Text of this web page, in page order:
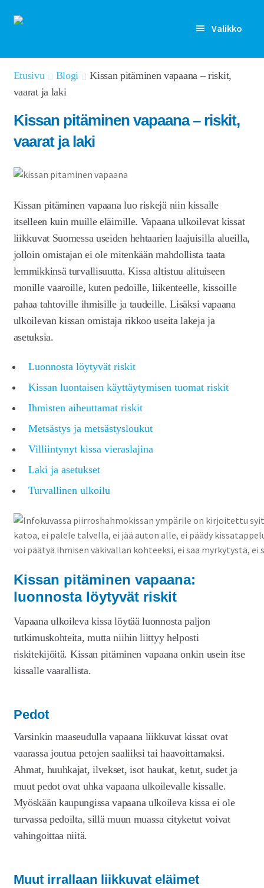
Siirry
Siirry
Valikko
Rekisteröidy
Etusivu
Kenelle
Ominaisuudet
valikko
Artikkelit
Hinnoittelu
Meistä
Kauppa
Etusivu Blogi
Kissan pitäminen vapaana – riskit,
vaarat ja laki
Kissan pitäminen vapaana – riskit,
vaarat ja laki
Kissan pitäminen vapaana luo riskejä niin kissalle
itselleen kuin muille eläimille. Vapaana ulkoilevat kissat
liikkuvat Suomessa useiden hehtaarien laajuisilla alueilla,
jolloin omistajan ei ole mitenkään mahdollista taata
lemmikkinsä turvallisuutta. Kissa altistuu alituiseen
monille vaaroille, kuten pedoille, liikenteelle, kissoille
pahaa tahtoville ihmisille ja taudeille. Lisäksi vapaana
ulkoilevan kissan omistaja rikkoo useita lakeja ja
asetuksia.
Luonnosta löytyvät riskit
Kissan luontaisen käyttäytymisen tuomat riskit
Ihmisten aiheuttamat riskit
Metsästys ja metsästysloukut
Villiintynyt kissa vieraslajina
Laki ja asetukset
Turvallinen ulkoilu
Kissan pitäminen vapaana:
luonnosta löytyvät riskit
Vapaana ulkoileva kissa löytää luonnosta paljon
tutkimuskohteita, mutta niihin liittyy helposti
riskitekijöitä. Kissan pitäminen vapaana onkin usein itse
kissalle vaarallista.
Pedot
Varsinkin maaseudulla vapaana liikkuvat kissat ovat
vaarassa joutua petojen saaliiksi tai haavoittamaksi.
Ahmat, huuhkajat, ilvekset, isot haukat, ketut, sudet ja
muut pedot ovat uhka vapaana ulkoilevalle kissalle.
Myöskään kaupungissa vapaana ulkoileva kissa ei ole
turvassa pedoilta, sillä muun muassa cityketut voivat
vahingoittaa niitä.
Muut irrallaan liikkuvat eläimet